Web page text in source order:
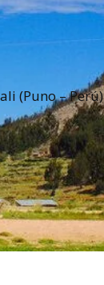
(Puno – Perú)